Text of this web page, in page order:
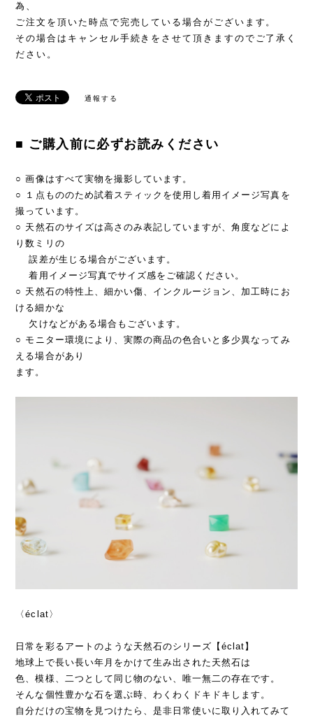
為、
ご注文を頂いた時点で完売している場合がございます。
その場合はキャンセル手続きをさせて頂きますのでご了承く
ださい。
通報する
■ ご購入前に必ずお読みください
○ 画像はすべて実物を撮影しています。
○ １点もののため試着スティックを使用し着用イメージ写真を
撮っています。
○ 天然石のサイズは高さのみ表記していますが、角度などによ
り数ミリの
誤差が生じる場合がございます。
着用イメージ写真でサイズ感をご確認ください。
○ 天然石の特性上、細かい傷、インクルージョン、加工時にお
ける細かな
欠けなどがある場合もございます。
○ モニター環境により、実際の商品の色合いと多少異なってみ
える場合があり
ます。
〈éclat〉
日常を彩るアートのような天然石のシリーズ【éclat】
地球上で長い長い年月をかけて生み出された天然石は
色、模様、二つとして同じ物のない、唯一無二の存在です。
そんな個性豊かな石を選ぶ時、わくわくドキドキします。
自分だけの宝物を見つけたら、是非日常使いに取り入れてみて